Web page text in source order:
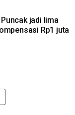
jadi lima
Rp1 juta